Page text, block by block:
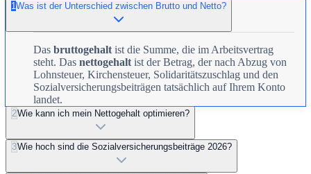
1Was ist der Unterschied zwischen Brutto und Netto?
Das bruttogehalt ist die Summe, die im Arbeitsvertrag
steht. Das nettogehalt ist der Betrag, der nach Abzug von
Lohnsteuer, Kirchensteuer, Solidaritätszuschlag und den
Sozialversicherungsbeiträgen tatsächlich auf Ihrem Konto
landet.
2Wie kann ich mein Nettogehalt optimieren?
3Wie hoch sind die Sozialversicherungsbeiträge 2026?